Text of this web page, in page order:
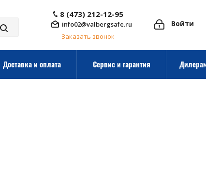
Войти
8 (473) 212-12-95
info02@valbergsafe.ru
Заказать звонок
Доставка и оплата Сервис и гарантия